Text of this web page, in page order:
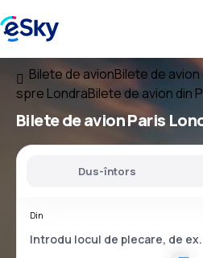
Bilete de avionBilete de avion
spre LondraBilete de avion din
Bilete de avionParis
Dus-întors
Din